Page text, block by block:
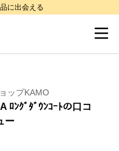
に出会える
ップKAMO
ﾛﾝｸﾞﾀﾞｳﾝｺｰﾄの口コ
ー